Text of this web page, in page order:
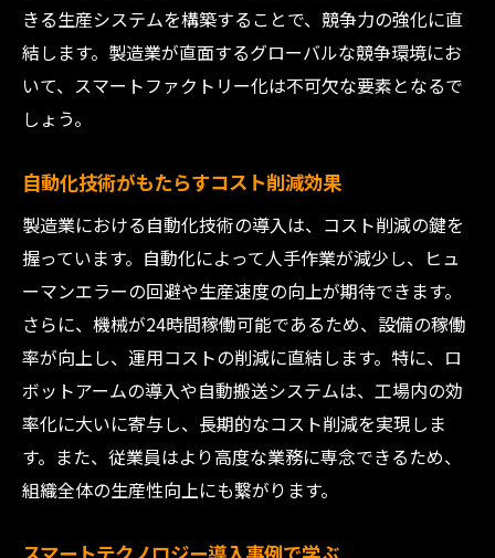
きる生産システムを構築することで、競争力の強化に直
結します。製造業が直面するグローバルな競争環境にお
いて、スマートファクトリー化は不可欠な要素となるで
しょう。
自動化技術がもたらすコスト削減効果
製造業における自動化技術の導入は、コスト削減の鍵を
握っています。自動化によって人手作業が減少し、ヒュ
ーマンエラーの回避や生産速度の向上が期待できます。
さらに、機械が24時間稼働可能であるため、設備の稼働
率が向上し、運用コストの削減に直結します。特に、ロ
ボットアームの導入や自動搬送システムは、工場内の効
率化に大いに寄与し、長期的なコスト削減を実現しま
す。また、従業員はより高度な業務に専念できるため、
組織全体の生産性向上にも繋がります。